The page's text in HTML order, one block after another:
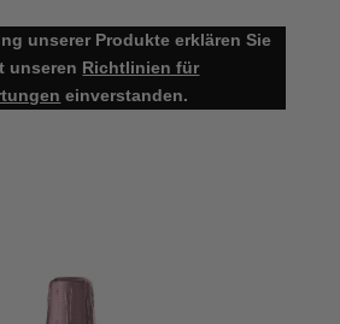
unserer Produkte erklären Sie
unseren Richtlinien für
einverstanden.